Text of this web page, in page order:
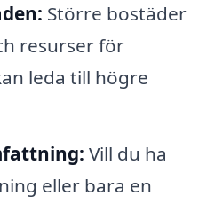
Större bostäder
resurser för
leda till högre
Vill du ha
eller bara en